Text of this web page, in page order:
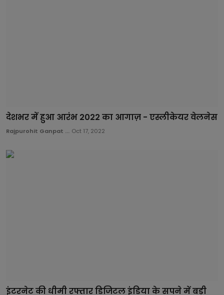
देशभर में हुआ आरंभ 2022 का आगाज़ - एस्लीकेयर वेलनेस
Rajpurohit Ganpat ... Oct 17, 2022
इंटरनेट की धीमी रफ्तार डिजिटल इंडिया के सपने में बड़ी